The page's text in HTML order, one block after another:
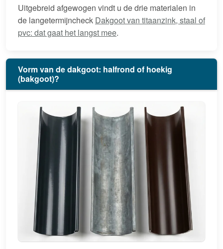
Uitgebreid afgewogen vindt u de drie materialen in
de langetermijncheck Dakgoot van titaanzink, staal of
pvc: dat gaat het langst mee.
Vorm van de dakgoot: halfrond of hoekig
(bakgoot)?